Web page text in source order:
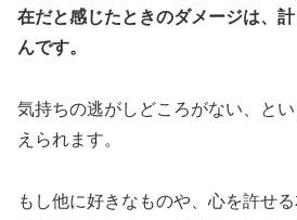
在だと感じたときのダメージは、
んです。
気持ちの逃がしどころがない、と
えられます。
もし他に好きなものや、心を許せ